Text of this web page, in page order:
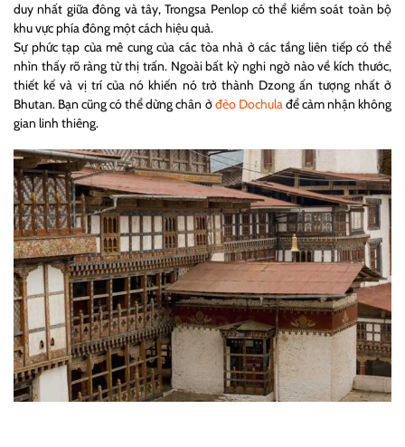
duy nhất giữa đông và tây, Trongsa Penlop có thể kiểm soát toàn bộ
khu vực phía đông một cách hiệu quả.
Sự phức tạp của mê cung của các tòa nhà ở các tầng liên tiếp có thể
nhìn thấy rõ ràng từ thị trấn. Ngoài bất kỳ nghi ngờ nào về kích thước,
thiết kế và vị trí của nó khiến nó trở thành Dzong ấn tượng nhất ở
Bhutan. Bạn cũng có thể dừng chân ởđèo Dochulađể cảm nhận không
gian linh thiêng.